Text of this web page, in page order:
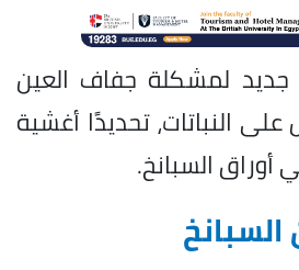
جديد لمشكلة جفاف العين
النباتات، تحديدًا أغشية
أوراق السبانخ.